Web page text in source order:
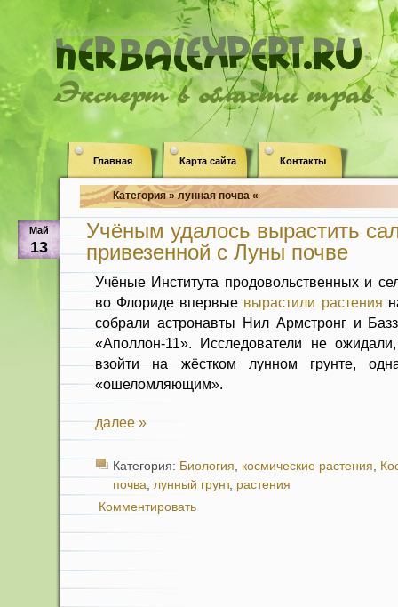
Эксперт в области трав
Главная Карта сайта Контакты
Категория » лунная почва «
Май
13
Учёным удалось вырастить
привезенной с Луны почве
Учёные Института продовольственных и
во Флориде впервые вырастили растения
собрали астронавты Нил Армстронг и
«Аполлон-11». Исследователи не
взойти на жёстком лунном грунте,
«ошеломляющим».
далее »
Категория: Биология, космические растения,
почва, лунный грунт, растения
Комментировать